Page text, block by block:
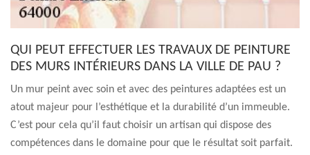
QUI PEUT EFFECTUER LES TRAVAUX DE PEINTURE
DES MURS INTÉRIEURS DANS LA VILLE DE PAU ?
Un mur peint avec soin et avec des peintures adaptées est un
atout majeur pour l’esthétique et la durabilité d’un immeuble.
C’est pour cela qu’il faut choisir un artisan qui dispose des
compétences dans le domaine pour que le résultat soit parfait.